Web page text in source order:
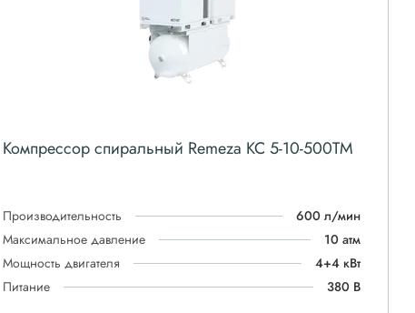
Компрессор спиральный Remeza КС 5-10-500ТМ
Производительность
600 л/мин
Максимальное давление
10 атм
Мощность двигателя
4+4 кВт
Питание
380 В